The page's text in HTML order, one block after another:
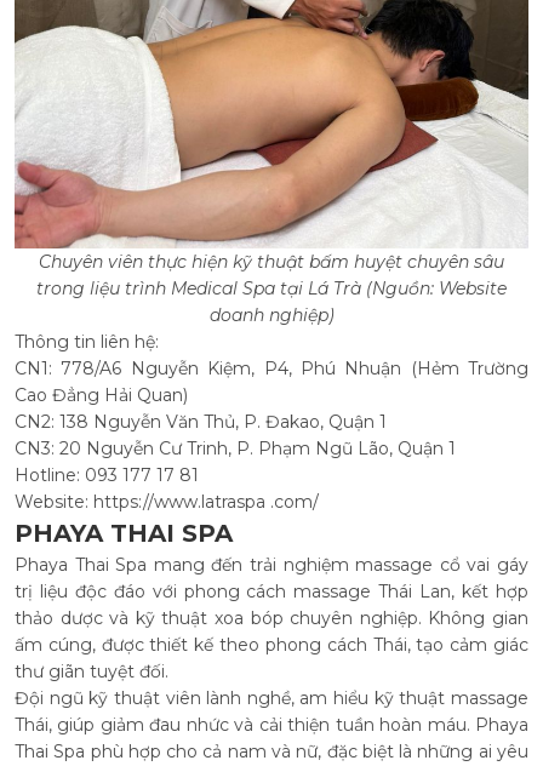
Chuyên viên thực hiện kỹ thuật bấm huyệt chuyên sâu
trong liệu trình Medical Spa tại Lá Trà (Nguồn: Website
doanh nghiệp)
Thông tin liên hệ:
CN1: 778/A6 Nguyễn Kiệm, P4, Phú Nhuận (Hẻm Trường
Cao Đẳng Hải Quan)
CN2: 138 Nguyễn Văn Thủ, P. Đakao, Quận 1
CN3: 20 Nguyễn Cư Trinh, P. Phạm Ngũ Lão, Quận 1
Hotline: 093 177 17 81
Website: https://www.latraspa .com/
PHAYA THAI SPA
Phaya Thai Spa mang đến trải nghiệm massage cổ vai gáy
trị liệu độc đáo với phong cách massage Thái Lan, kết hợp
thảo dược và kỹ thuật xoa bóp chuyên nghiệp. Không gian
ấm cúng, được thiết kế theo phong cách Thái, tạo cảm giác
thư giãn tuyệt đối.
Đội ngũ kỹ thuật viên lành nghề, am hiểu kỹ thuật massage
Thái, giúp giảm đau nhức và cải thiện tuần hoàn máu. Phaya
Thai Spa phù hợp cho cả nam và nữ, đặc biệt là những ai yêu